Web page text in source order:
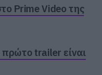
Δεκεμβρίου στο
να
μέχρι το τέλος.
Prime Video της
trailer είναι